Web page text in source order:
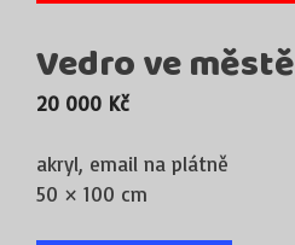
Vedro ve městě
20 000 Kč
akryl, email na plátně
50 × 100 cm